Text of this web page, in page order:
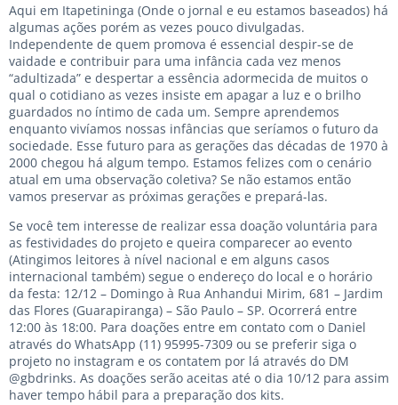
Aqui em Itapetininga (Onde o jornal e eu estamos baseados) há
algumas ações porém as vezes pouco divulgadas.
Independente de quem promova é essencial despir-se de
vaidade e contribuir para uma infância cada vez menos
“adultizada” e despertar a essência adormecida de muitos o
qual o cotidiano as vezes insiste em apagar a luz e o brilho
guardados no íntimo de cada um. Sempre aprendemos
enquanto vivíamos nossas infâncias que seríamos o futuro da
sociedade. Esse futuro para as gerações das décadas de 1970 à
2000 chegou há algum tempo. Estamos felizes com o cenário
atual em uma observação coletiva? Se não estamos então
vamos preservar as próximas gerações e prepará-las.
Se você tem interesse de realizar essa doação voluntária para
as festividades do projeto e queira comparecer ao evento
(Atingimos leitores à nível nacional e em alguns casos
internacional também) segue o endereço do local e o horário
da festa: 12/12 – Domingo à Rua Anhandui Mirim, 681 – Jardim
das Flores (Guarapiranga) – São Paulo – SP. Ocorrerá entre
12:00 às 18:00. Para doações entre em contato com o Daniel
através do WhatsApp (11) 95995-7309 ou se preferir siga o
projeto no instagram e os contatem por lá através do DM
@gbdrinks. As doações serão aceitas até o dia 10/12 para assim
haver tempo hábil para a preparação dos kits.